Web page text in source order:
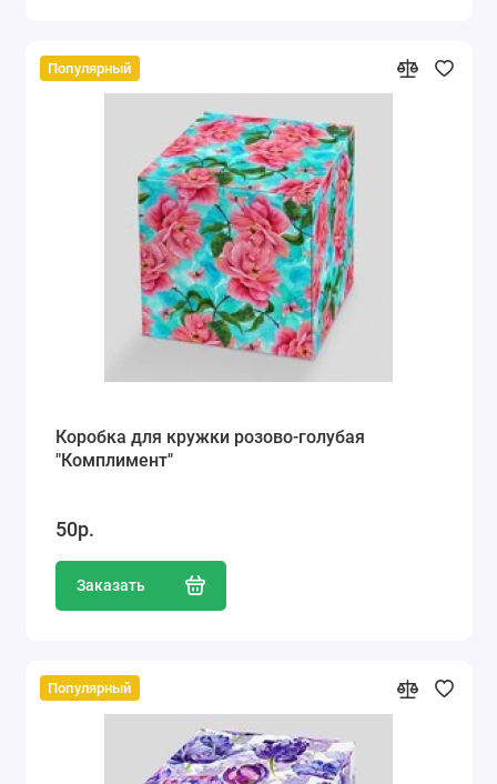
Популярный
Коробка для кружки розово-голубая
"Комплимент"
50р.
Заказать
Популярный